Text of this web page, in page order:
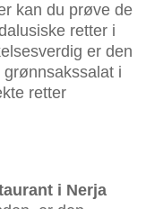
kan du prøve de
retter i
er den
i
retter
i Nerja